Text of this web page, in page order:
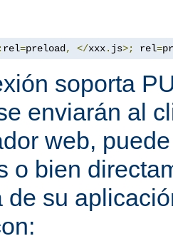
rel=preload, </xxx. js>; rel=
soporta
enviarán al
web,
o bien
de su